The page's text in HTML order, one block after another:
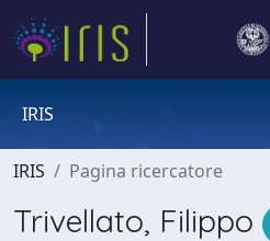
IRIS
IRIS Pagina ricercatore
Trivellato, Filippo